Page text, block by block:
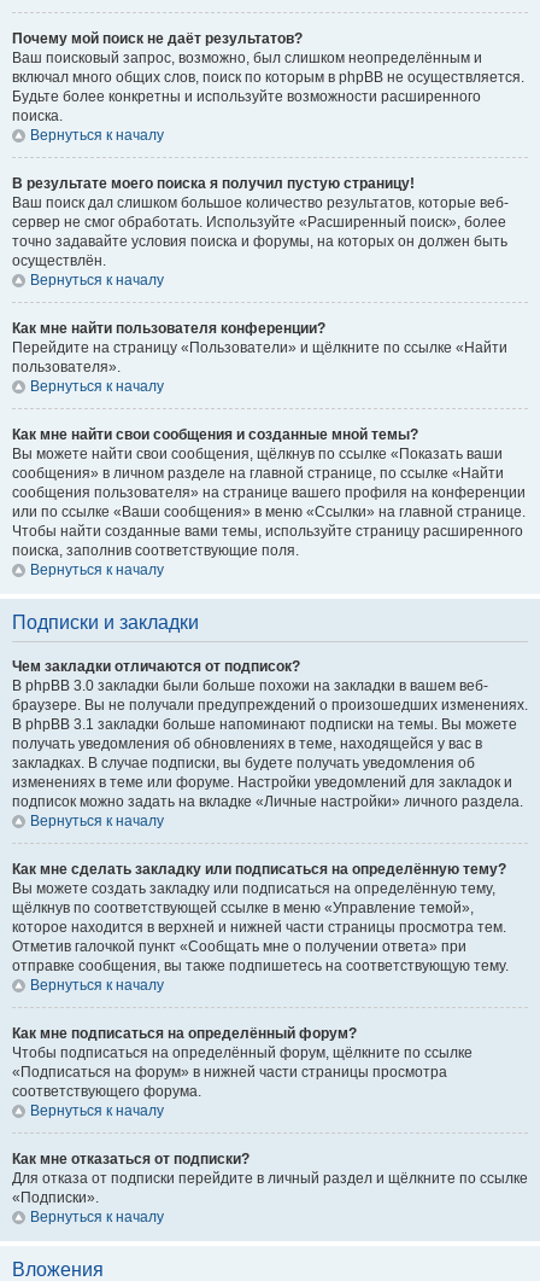
Почему мой поиск не даёт результатов?
Ваш поисковый запрос, возможно, был слишком неопределённым и
включал много общих слов, поиск по которым в phpBB не осуществляется.
Будьте более конкретны и используйте возможности расширенного
поиска.
Вернуться к началу
В результате моего поиска я получил пустую страницу!
Ваш поиск дал слишком большое количество результатов, которые веб-
сервер не смог обработать. Используйте «Расширенный поиск», более
точно задавайте условия поиска и форумы, на которых он должен быть
осуществлён.
Вернуться к началу
Как мне найти пользователя конференции?
Перейдите на страницу «Пользователи» и щёлкните по ссылке «Найти
пользователя».
Вернуться к началу
Как мне найти свои сообщения и созданные мной темы?
Вы можете найти свои сообщения, щёлкнув по ссылке «Показать ваши
сообщения» в личном разделе на главной странице, по ссылке «Найти
сообщения пользователя» на странице вашего профиля на конференции
или по ссылке «Ваши сообщения» в меню «Ссылки» на главной странице.
Чтобы найти созданные вами темы, используйте страницу расширенного
поиска, заполнив соответствующие поля.
Вернуться к началу
Подписки и закладки
Чем закладки отличаются от подписок?
В phpBB 3.0 закладки были больше похожи на закладки в вашем веб-
браузере. Вы не получали предупреждений о произошедших изменениях.
В phpBB 3.1 закладки больше напоминают подписки на темы. Вы можете
получать уведомления об обновлениях в теме, находящейся у вас в
закладках. В случае подписки, вы будете получать уведомления об
изменениях в теме или форуме. Настройки уведомлений для закладок и
подписок можно задать на вкладке «Личные настройки» личного раздела.
Вернуться к началу
Как мне сделать закладку или подписаться на определённую тему?
Вы можете создать закладку или подписаться на определённую тему,
щёлкнув по соответствующей ссылке в меню «Управление темой»,
которое находится в верхней и нижней части страницы просмотра тем.
Отметив галочкой пункт «Сообщать мне о получении ответа» при
отправке сообщения, вы также подпишетесь на соответствующую тему.
Вернуться к началу
Как мне подписаться на определённый форум?
Чтобы подписаться на определённый форум, щёлкните по ссылке
«Подписаться на форум» в нижней части страницы просмотра
соответствующего форума.
Вернуться к началу
Как мне отказаться от подписки?
Для отказа от подписки перейдите в личный раздел и щёлкните по ссылке
«Подписки».
Вернуться к началу
Вложения